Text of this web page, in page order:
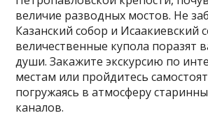
величие разводных мостов. Не
Казанский собор и Исаакиевский
величественные купола поразят
души. Закажите экскурсию по
местам или пройдитесь
погружаясь в атмосферу
каналов.